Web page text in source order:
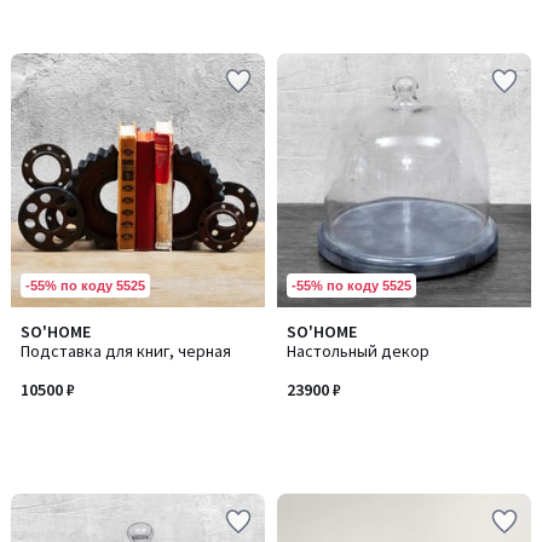
-55% по коду 5525
SO'HOME
Подставка для книг, черная
10500 ₽
-55% по коду 5525
SO'HOME
Настольный декор
23900 ₽